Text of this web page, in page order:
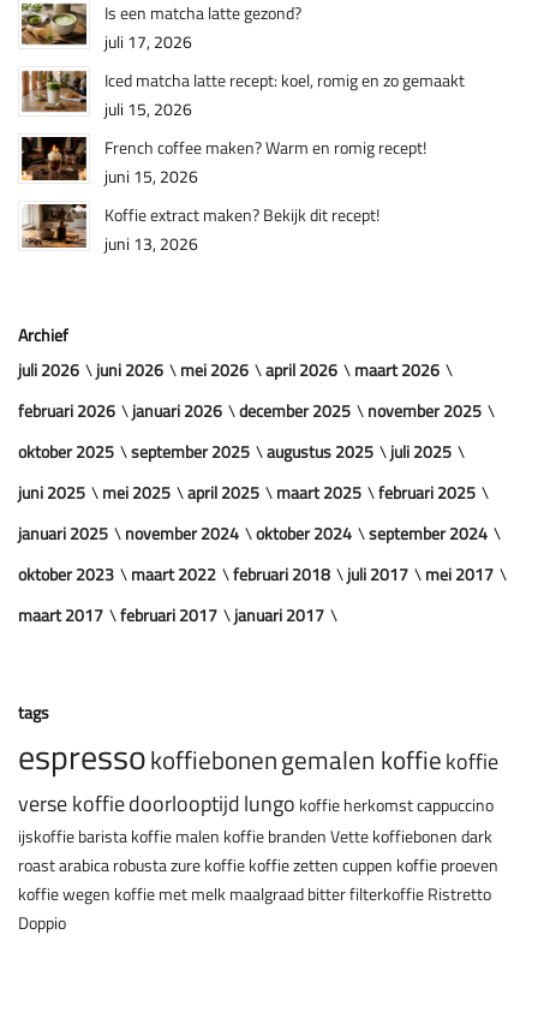
Is een matcha latte gezond?
juli 17, 2026
Iced matcha latte recept: koel, romig en zo gemaakt
juli 15, 2026
French coffee maken? Warm en romig recept!
juni 15, 2026
Koffie extract maken? Bekijk dit recept!
juni 13, 2026
Archief
juli 2026
juni 2026 mei 2026 april 2026
maart 2026
februari 2026
januari 2026 december 2025
november 2025
oktober 2025
september 2025 augustus 2025
juli 2025
juni 2025
mei 2025 april 2025 maart 2025
februari 2025
januari 2025
november 2024 oktober 2024
september 2024
oktober 2023
maart 2022 februari 2018 juli 2017
mei 2017
maart 2017
februari 2017 januari 2017
tags
espressokoffiebonengemalen koffiekoffie
verse koffiedoorlooptijdlungo koffie herkomstcappuccino
ijskoffiebaristakoffie malen koffie brandenVette koffiebonendark
roastarabicarobustazure koffiekoffie zettencuppen koffie proeven
koffie wegen koffie met melkmaalgraadbitterfilterkoffieRistretto
Doppio